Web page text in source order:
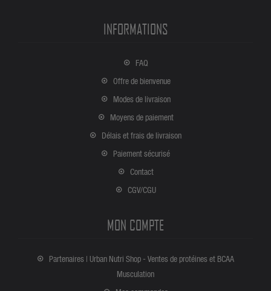
INFORMATIONS
FAQ
Offre de bienvenue
Modes de livraison
Moyens de paiement
Délais et frais de livraison
Paiement sécurisé
Contact
CGV/CGU
MON COMPTE
Partenaires | Urban Nutri Shop - Ventes de protéines et BCAA
Musculation